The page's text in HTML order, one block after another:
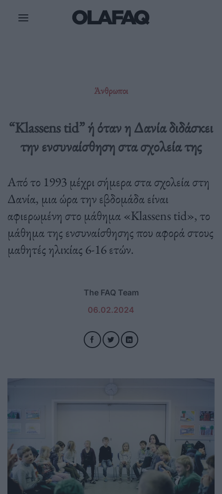
Άνθρωποι
“Klassens tid” ή όταν η Δανία διδάσκει
την ενσυναίσθηση στα σχολεία της
Από το 1993 μέχρι σήμερα στα σχολεία στη
Δανία, μια ώρα την εβδομάδα είναι
αφιερωμένη στο μάθημα «Klassens tid», το
μάθημα της ενσυναίσθησης που αφορά στους
μαθητές ηλικίας 6-16 ετών.
The FAQ Team
06.02.2024